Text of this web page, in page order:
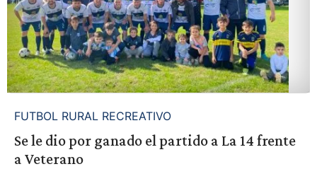
FUTBOL RURAL RECREATIVO
Se le dio por ganado el partido a La 14 frente
a Veterano